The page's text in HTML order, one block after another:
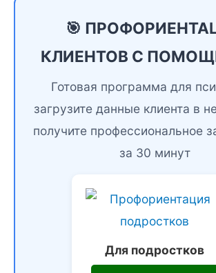
🎯
КЛИЕНТОВ С
Готовая программа для
загрузите данные клиента в
получите профессиональное
за 30 минут
Для подростков